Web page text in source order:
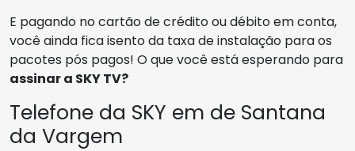
E pagando no cartão de crédito ou débito em conta,
você ainda fica isento da taxa de instalação para os
pacotes pós pagos! O que você está esperando para
assinar a SKY TV?
Telefone da SKY em de Santana
da Vargem